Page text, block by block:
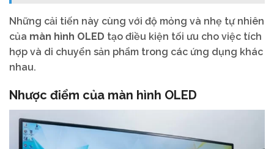
Những cải tiến này cùng với độ mỏng và nhẹ tự nhiên
của màn hình OLED tạo điều kiện tối ưu cho việc tích
hợp và di chuyển sản phẩm trong các ứng dụng khác
nhau.
Nhược điểm của màn hình OLED